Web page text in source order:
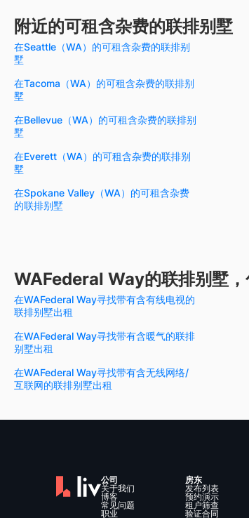
附近的可租含杂费的联排别墅
在Seattle（WA）的可租含杂费的联排别
墅
在Tacoma（WA）的可租含杂费的联排别
墅
在Bellevue（WA）的可租含杂费的联排别
墅
在Everett（WA）的可租含杂费的联排别
墅
在Spokane Valley（WA）的可租含杂费
的联排别墅
WAFederal Way的联排别墅
在WAFederal Way寻找带有含有线电视的
联排别墅出租
在WAFederal Way寻找带有含暖气的联排
别墅出租
在WAFederal Way寻找带有含无线网络/
互联网的联排别墅出租
公司
关于我们
博客
常见问题
职业
房东
发布列表
预约演示
租户筛查
验证合同